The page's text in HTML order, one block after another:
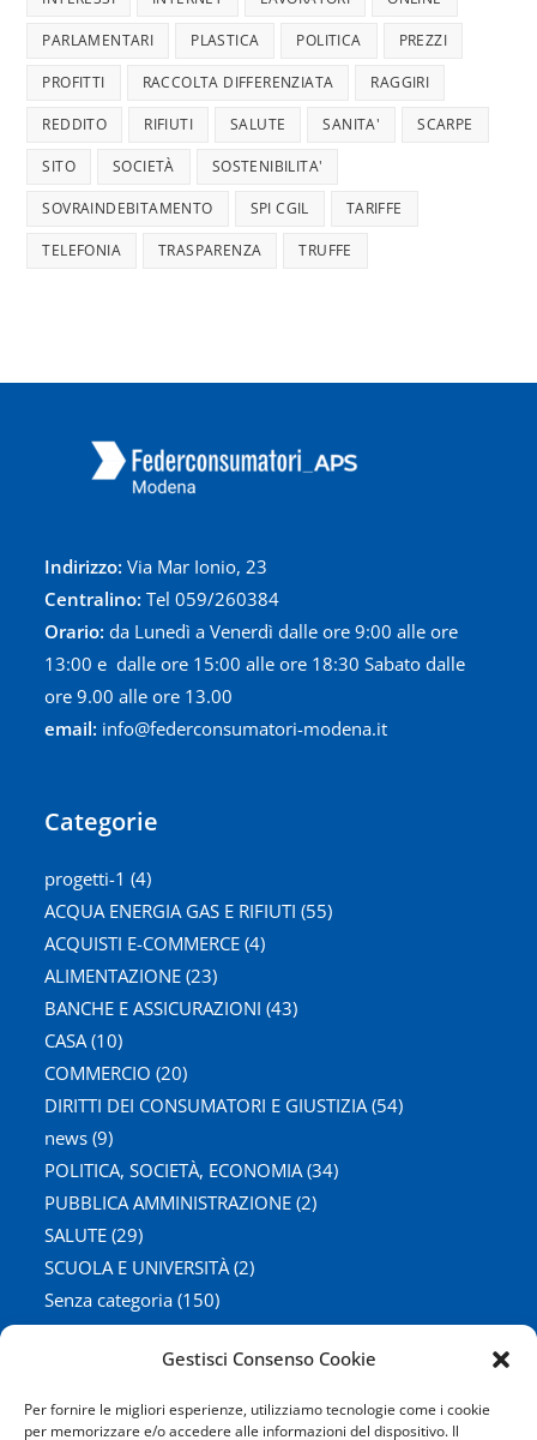
Gestisci Consenso Cookie
Per fornire le migliori esperienze, utilizziamo tecnologie come i cookie
per memorizzare e/o accedere alle informazioni del dispositivo. Il
PARLAMENTARI PLASTICA POLITICA PREZZI
PROFITTI RACCOLTA DIFFERENZIATA RAGGIRI
REDDITO RIFIUTI SALUTE SANITA' SCARPE
SITO SOCIETÀ SOSTENIBILITA'
SOVRAINDEBITAMENTO SPI CGIL TARIFFE
TELEFONIA TRASPARENZA TRUFFE
Indirizzo: Via Mar Ionio, 23
Centralino: Tel059/260384
Orario: da Lunedì a Venerdì dalle ore 9:00 alle ore
13:00 e dalle ore 15:00 alle ore 18:30 Sabato dalle
ore 9.00 alle ore 13.00
email: info@federconsumatori-modena.it
Categorie
progetti-1 (4)
ACQUA ENERGIA GAS E RIFIUTI (55)
ACQUISTI E-COMMERCE (4)
ALIMENTAZIONE (23)
BANCHE E ASSICURAZIONI (43)
CASA (10)
COMMERCIO (20)
DIRITTI DEI CONSUMATORI E GIUSTIZIA (54)
news (9)
POLITICA, SOCIETÀ, ECONOMIA (34)
PUBBLICA AMMINISTRAZIONE (2)
SALUTE (29)
SCUOLA E UNIVERSITÀ (2)
Senza categoria (150)
TELECOMUNICAZIONI (29)
TRASPORTI E TURISMO (162)